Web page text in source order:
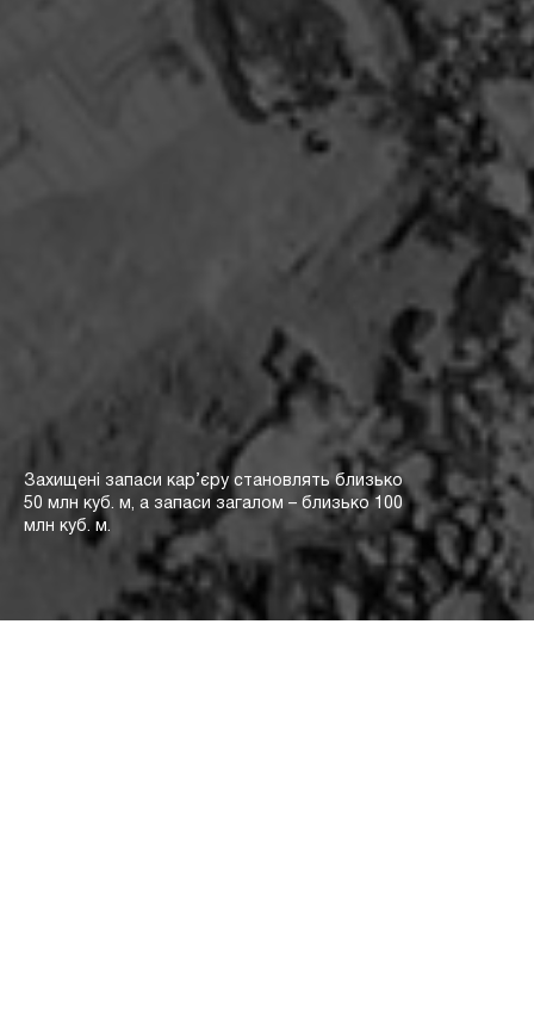
Захищені запаси кар’єру становлять близько
50 млн куб. м, а запаси загалом – близько 100
млн куб. м.